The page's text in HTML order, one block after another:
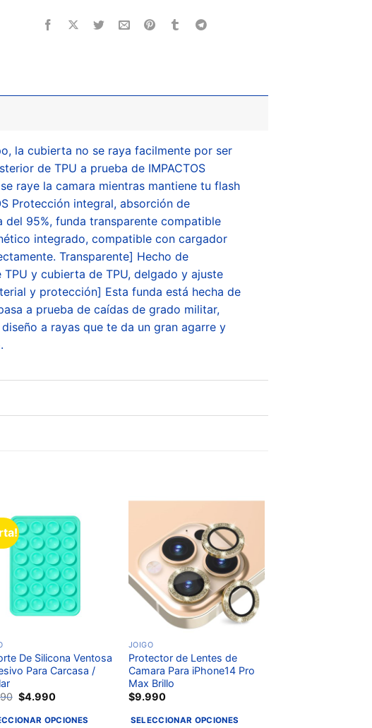
la cubierta no se raya facilmente por ser
de TPU a prueba de IMPACTOS
raye la camara mientras mantiene tu flash
Protección integral, absorción de
95%, funda transparente compatible
integrado, compatible con cargador
Transparente] Hecho de
y cubierta de TPU, delgado y ajuste
y protección] Esta funda está hecha de
a prueba de caídas de grado militar,
a rayas que te da un gran agarre y
lista de
deseos
De Silicona Ventosa
Para Carcasa /
$4.990
OPCIONES
Añadir
a la
lista de
deseos
JOIGO
Protector de Lentes de
Camara Para iPhone14 Pro
Max Brillo
$9.990
SELECCIONAR OPCIONES